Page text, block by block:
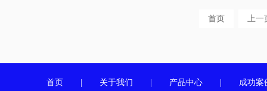
首页 上一
首页 关于我们 产品中心 成功案